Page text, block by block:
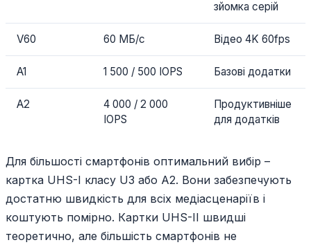
зйомка серій
V60 60 МБ/с Відео 4K 60fps
A1 1 500 / 500 IOPS Базові додатки
A2
4 000 / 2 000
IOPS
Продуктивніше
для додатків
Для більшості смартфонів оптимальний вибір –
картка UHS-I класу U3 або A2. Вони забезпечують
достатню швидкість для всіх медіасценаріїв і
коштують помірно. Картки UHS-II швидші
теоретично, але більшість смартфонів не